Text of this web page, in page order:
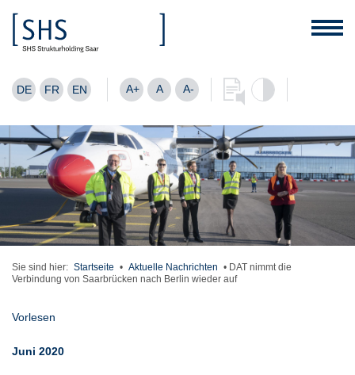
DE FR EN A+ A A-
Sie sind hier: Startseite • Aktuelle Nachrichten • DAT nimmt die
Verbindung von Saarbrücken nach Berlin wieder auf
Vorlesen
Juni 2020